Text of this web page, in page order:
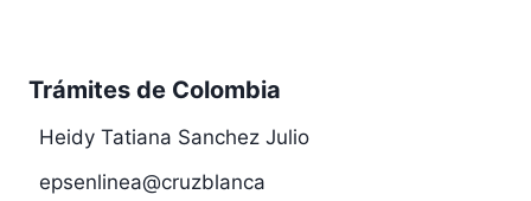
Trámites de Colombia
Heidy Tatiana Sanchez Julio
epsenlinea@cruzblanca